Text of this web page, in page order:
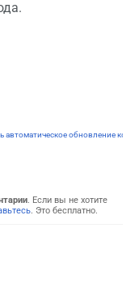
автоматическое обновление
. Если вы не хотите
. Это бесплатно.